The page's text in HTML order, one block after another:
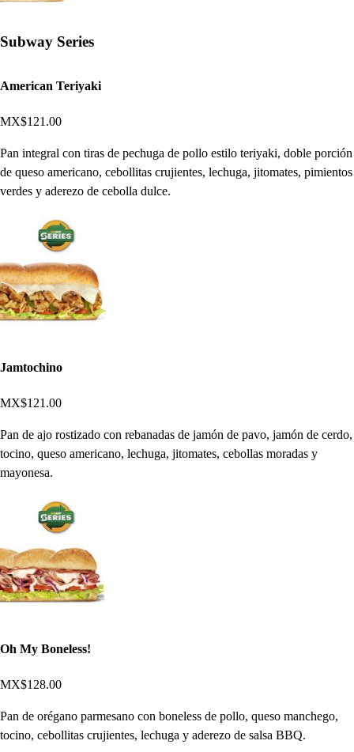
Subway Series
American Teriyaki
MX$121.00
Pan integral con tiras de pechuga de pollo estilo teriyaki, doble porción
de queso americano, cebollitas crujientes, lechuga, jitomates, pimientos
verdes y aderezo de cebolla dulce.
Jamtochino
MX$121.00
Pan de ajo rostizado con rebanadas de jamón de pavo, jamón de cerdo,
tocino, queso americano, lechuga, jitomates, cebollas moradas y
mayonesa.
Oh My Boneless!
MX$128.00
Pan de orégano parmesano con boneless de pollo, queso manchego,
tocino, cebollitas crujientes, lechuga y aderezo de salsa BBQ.